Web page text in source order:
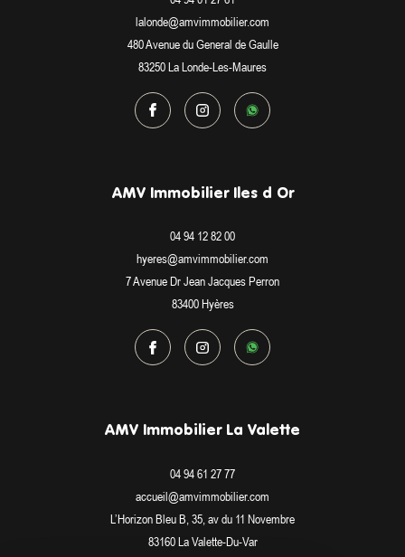
lalonde@amvimmobilier.com
480 Avenue du General de Gaulle
83250 La Londe-Les-Maures
AMV Immobilier Iles d Or
04 94 12 82 00
hyeres@amvimmobilier.com
7 Avenue Dr Jean Jacques Perron
83400
Hyères
AMV Immobilier La Valette
04 94 61 27 77
accueil@amvimmobilier.com
L’Horizon Bleu B, 35, av du 11 Novembre
83160 La Valette-Du-Var